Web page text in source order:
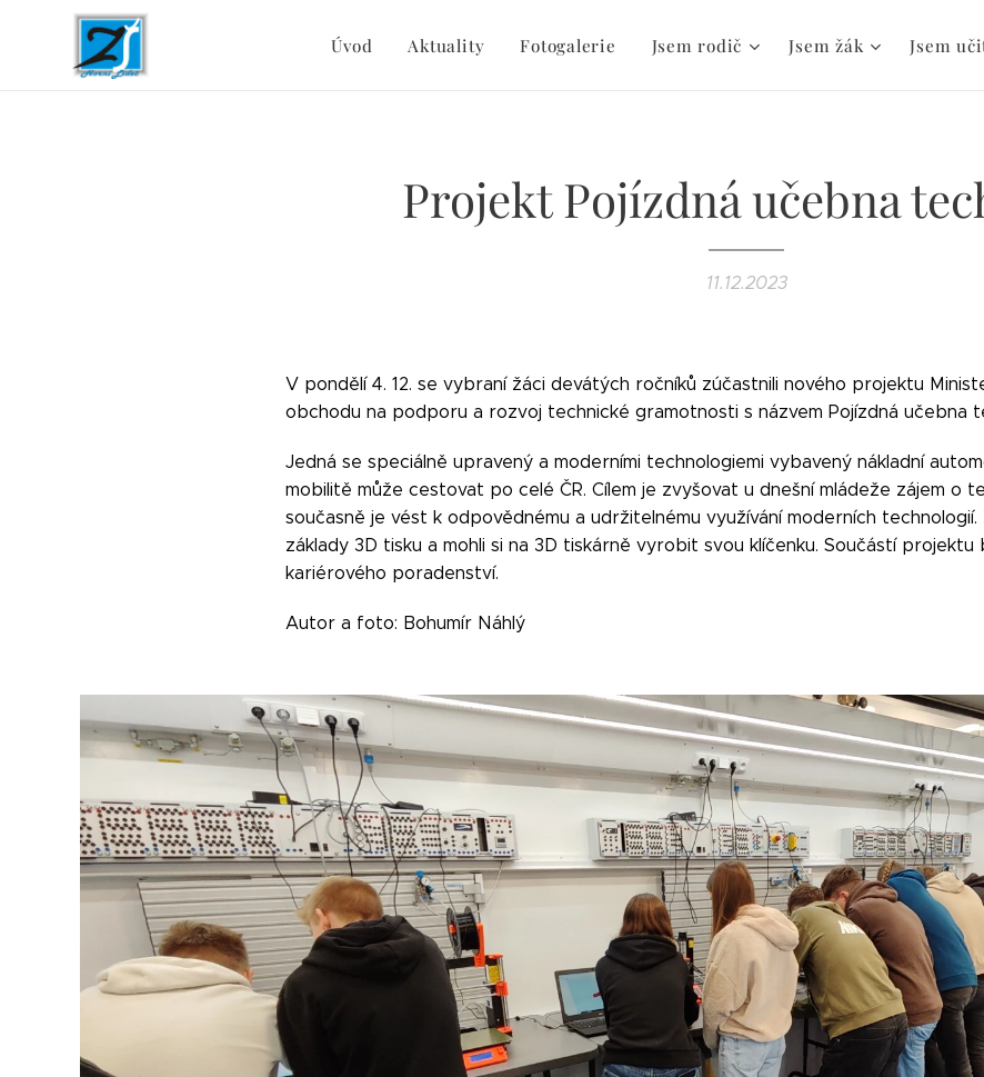
Úvod Aktuality Fotogalerie Jsem rodič Jsem žák Jsem
Projekt Pojízdná učebna
11.12.2023
V pondělí 4. 12. se vybraní žáci devátých ročníků zúčastnili nového projektu
obchodu na podporu a rozvoj technické gramotnosti s názvem Pojízdná učebna
Jedná se speciálně upravený a moderními technologiemi vybavený nákladní
mobilitě může cestovat po celé ČR. Cílem je zvyšovat u dnešní mládeže zájem o
současně je vést k odpovědnému a udržitelnému využívání moderních technologií.
základy 3D tisku a mohli si na 3D tiskárně vyrobit svou klíčenku. Součástí
kariérového poradenství.
Autor a foto: Bohumír Náhlý